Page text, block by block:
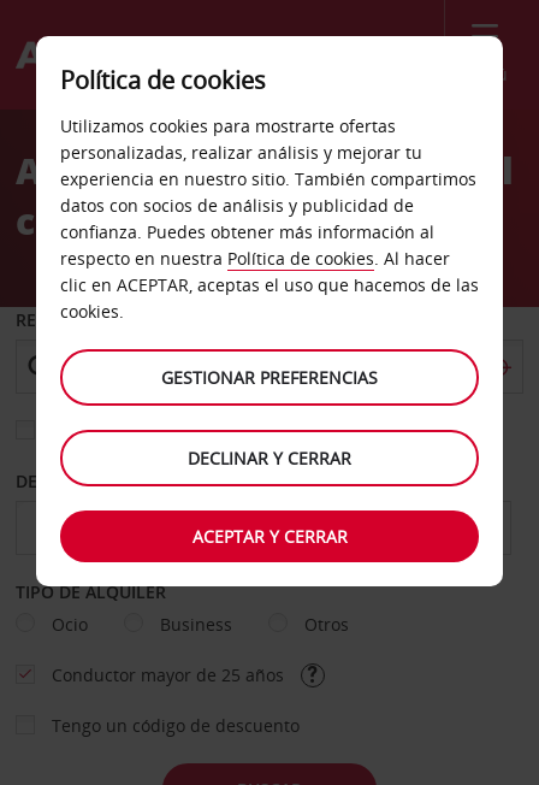
Menú
Welcome
AvisAlquiler de coches Arendal
ciudad
RECOGER EN
Elegir otra oficina de devolución
DESDE HASTA
TIPO DE ALQUILER
Ocio
Business Otros
Conductor mayor de 25 años
Tengo un código de descuento
Política de cookies
Utilizamos cookies para mostrarte ofertas
personalizadas, realizar análisis y mejorar tu
experiencia en nuestro sitio. También compartimos
datos con socios de análisis y publicidad de
confianza. Puedes obtener más información al
respecto en nuestra Política de cookies. Al hacer
clic en ACEPTAR, aceptas el uso que hacemos de las
cookies.
GESTIONAR PREFERENCIAS
DECLINAR Y CERRAR
ACEPTAR Y CERRAR